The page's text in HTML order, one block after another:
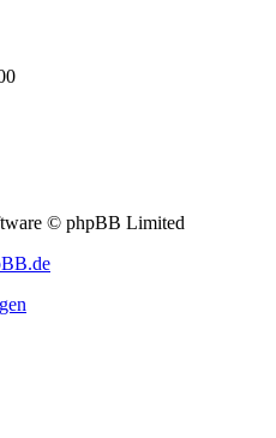
© phpBB Limited